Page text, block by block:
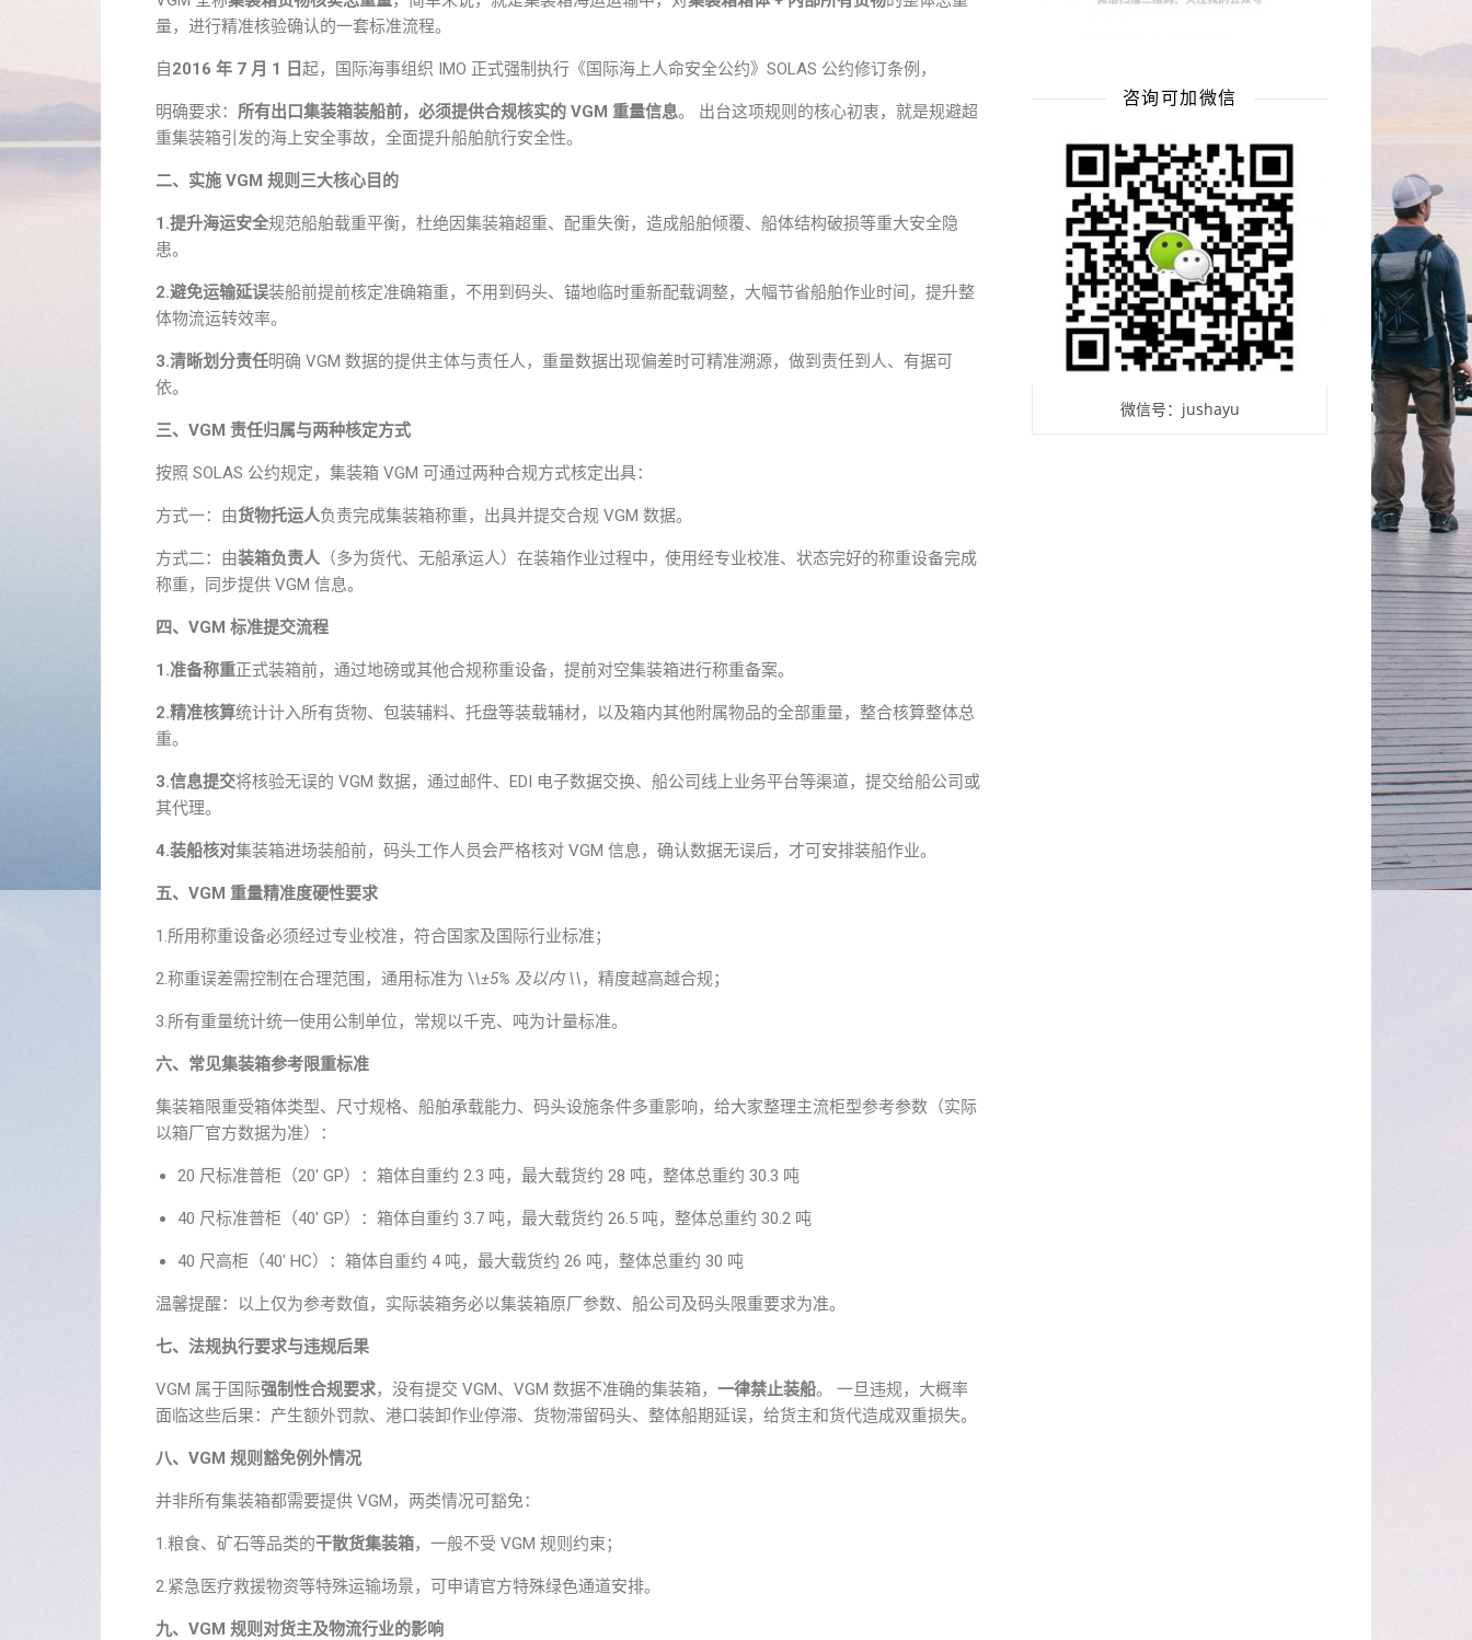
量，进行精准核验确认的一套标准流程。
自2016 年 7 月 1 日起，国际海事组织 IMO 正式强制执行《国际海上人命安全公约》SOLAS 公约修订条例，
明确要求： 所有出口集装箱装船前，必须提供合规核实的 VGM 重量信息。 出台这项规则的核心初衷，就是规避超
重集装箱引发的海上安全事故，全面提升船舶航行安全性。
二、实施 VGM 规则三大核心目的
1.提升海运安全规范船舶载重平衡，杜绝因集装箱超重、配重失衡，造成船舶倾覆、船体结构破损等重大安全隐
患。
2.避免运输延误装船前提前核定准确箱重，不用到码头、锚地临时重新配载调整，大幅节省船舶作业时间，提升整
体物流运转效率。
3.清晰划分责任明确 VGM 数据的提供主体与责任人，重量数据出现偏差时可精准溯源，做到责任到人、有据可
依。
三、VGM 责任归属与两种核定方式
按照 SOLAS 公约规定，集装箱 VGM 可通过两种合规方式核定出具：
方式一：由货物托运人负责完成集装箱称重，出具并提交合规 VGM 数据。
方式二：由装箱负责人 （多为货代、无船承运人）在装箱作业过程中，使用经专业校准、状态完好的称重设备完成
称重，同步提供 VGM 信息。
四、VGM 标准提交流程
1.准备称重正式装箱前，通过地磅或其他合规称重设备，提前对空集装箱进行称重备案。
2.精准核算统计计入所有货物、包装辅料、托盘等装载辅材，以及箱内其他附属物品的全部重量，整合核算整体总
重。
3.信息提交将核验无误的 VGM 数据，通过邮件、EDI 电子数据交换、船公司线上业务平台等渠道，提交给船公司或
其代理。
4.装船核对集装箱进场装船前，码头工作人员会严格核对 VGM 信息，确认数据无误后，才可安排装船作业。
五、VGM 重量精准度硬性要求
1.所用称重设备必须经过专业校准，符合国家及国际行业标准；
2.称重误差需控制在合理范围，通用标准为 \\±5% 及以内 \\，精度越高越合规；
3.所有重量统计统一使用公制单位，常规以千克、吨为计量标准。
六、常见集装箱参考限重标准
集装箱限重受箱体类型、尺寸规格、船舶承载能力、码头设施条件多重影响，给大家整理主流柜型参考参数（实际
以箱厂官方数据为准）：
20 尺标准普柜（20′ GP）：箱体自重约 2.3 吨，最大载货约 28 吨，整体总重约 30.3 吨
40 尺标准普柜（40′ GP）：箱体自重约 3.7 吨，最大载货约 26.5 吨，整体总重约 30.2 吨
40 尺高柜（40′ HC）：箱体自重约 4 吨，最大载货约 26 吨，整体总重约 30 吨
温馨提醒：以上仅为参考数值，实际装箱务必以集装箱原厂参数、船公司及码头限重要求为准。
七、法规执行要求与违规后果
VGM 属于国际强制性合规要求，没有提交 VGM、VGM 数据不准确的集装箱， 一律禁止装船。 一旦违规，大概率
面临这些后果：产生额外罚款、港口装卸作业停滞、货物滞留码头、整体船期延误，给货主和货代造成双重损失。
八、VGM 规则豁免例外情况
并非所有集装箱都需要提供 VGM，两类情况可豁免：
1.粮食、矿石等品类的干散货集装箱，一般不受 VGM 规则约束；
2.紧急医疗救援物资等特殊运输场景，可申请官方特殊绿色通道安排。
九、VGM 规则对货主及物流行业的影响
咨询可加微信
微信号：jushayu